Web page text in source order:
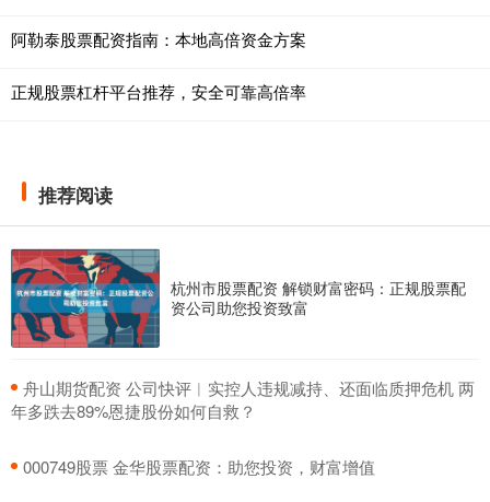
阿勒泰股票配资指南：本地高倍资金方案
正规股票杠杆平台推荐，安全可靠高倍率
推荐阅读
杭州市股票配资 解锁财富密码：正规股票配
资公司助您投资致富
​舟山期货配资 公司快评︱实控人违规减持、还面临质押危机 两
年多跌去89%恩捷股份如何自救？
​000749股票 金华股票配资：助您投资，财富增值